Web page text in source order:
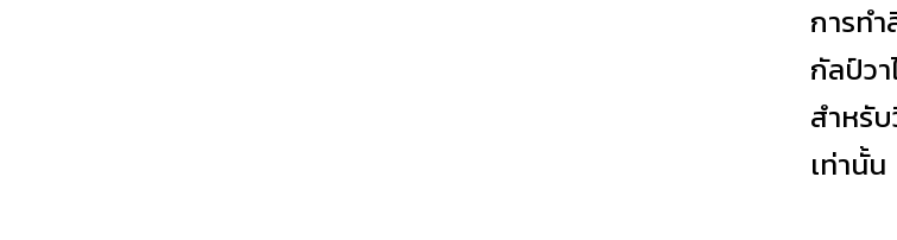
การท
กัลป์ว
สำหรั
เท่านั้น